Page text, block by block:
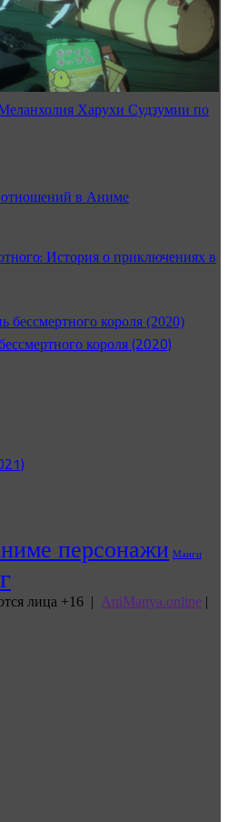
Харухи Судзумии по
в Аниме
История о приключениях в
короля (2020)
персонажи Манги
лица +16 | AniManya.online |